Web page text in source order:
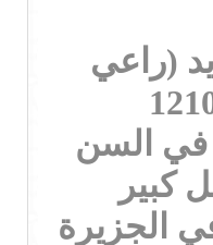
(راعي
توفى 1210
في السن
كبير
الجزيرة